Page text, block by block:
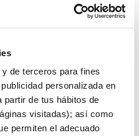
de terceros para fines
personalizada en
partir de tus hábitos de
visitadas); así como
permiten el adecuado
Tracción
Cuatro Ruedas